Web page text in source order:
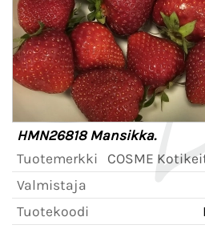
HMN26818 Mansikka.
Tuotemerkki
COSME
Valmistaja
Tuotekoodi